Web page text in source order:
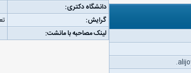
دانشگاه دکتری:
گرایش:
لینک مصاحبه با مانشت: